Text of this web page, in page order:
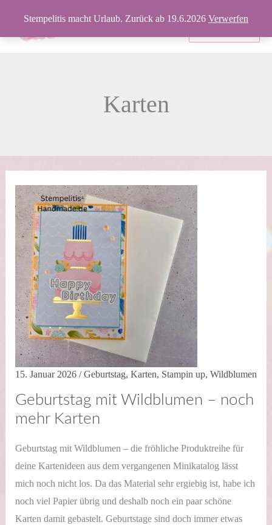
Stempelitis macht Urlaub. Zurück ab 19.6.2026 Verwerfen
springen
Produkte
Karten
15. Januar 2026 /Geburtstag, Karten, Stampin up, Wildblumen
Geburtstag mit Wildblumen – noch
mehr Karten
Geburtstag mit Wildblumen – die fröhliche Produktreihe für
deine Kartenideen aus dem vergangenen Minikatalog lässt
mich noch nicht los. Da das Material sehr ergiebig ist, habe ich
noch viel Papier übrig und deshalb noch ein paar schöne
Karten damit gebastelt. Geburtstage sind doch immer etwas